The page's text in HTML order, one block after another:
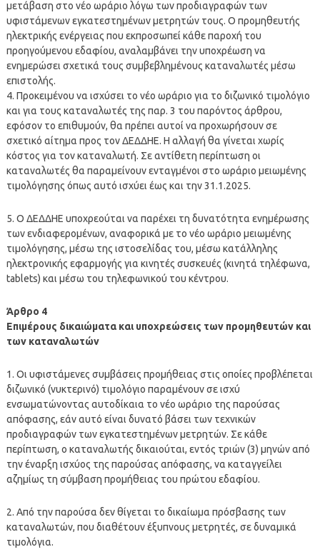
μετάβαση στο νέο ωράριο λόγω των προδιαγραφών των
υφιστάμενων εγκατεστημένων μετρητών τους. Ο προμηθευτής
ηλεκτρικής ενέργειας που εκπροσωπεί κάθε παροχή του
προηγούμενου εδαφίου, αναλαμβάνει την υποχρέωση να
ενημερώσει σχετικά τους συμβεβλημένους καταναλωτές μέσω
επιστολής.
4. Προκειμένου να ισχύσει το νέο ωράριο για το διζωνικό τιμολόγιο
και για τους καταναλωτές της παρ. 3 του παρόντος άρθρου,
εφόσον το επιθυμούν, θα πρέπει αυτοί να προχωρήσουν σε
σχετικό αίτημα προς τον ΔΕΔΔΗΕ. Η αλλαγή θα γίνεται χωρίς
κόστος για τον καταναλωτή. Σε αντίθετη περίπτωση οι
καταναλωτές θα παραμείνουν ενταγμένοι στο ωράριο μειωμένης
τιμολόγησης όπως αυτό ισχύει έως και την 31.1.2025.
5. Ο ΔΕΔΔΗΕ υποχρεούται να παρέχει τη δυνατότητα ενημέρωσης
των ενδιαφερομένων, αναφορικά με το νέο ωράριο μειωμένης
τιμολόγησης, μέσω της ιστοσελίδας του, μέσω κατάλληλης
ηλεκτρονικής εφαρμογής για κινητές συσκευές (κινητά τηλέφωνα,
tablets) και μέσω του τηλεφωνικού του κέντρου.
Άρθρο 4
Επιμέρους δικαιώματα και υποχρεώσεις των προμηθευτών και
των καταναλωτών
1. Οι υφιστάμενες συμβάσεις προμήθειας στις οποίες προβλέπεται
διζωνικό (νυκτερινό) τιμολόγιο παραμένουν σε ισχύ
ενσωματώνοντας αυτοδίκαια το νέο ωράριο της παρούσας
απόφασης, εάν αυτό είναι δυνατό βάσει των τεχνικών
προδιαγραφών των εγκατεστημένων μετρητών. Σε κάθε
περίπτωση, ο καταναλωτής δικαιούται, εντός τριών (3) μηνών από
την έναρξη ισχύος της παρούσας απόφασης, να καταγγείλει
αζημίως τη σύμβαση προμήθειας του πρώτου εδαφίου.
2. Από την παρούσα δεν θίγεται το δικαίωμα πρόσβασης των
καταναλωτών, που διαθέτουν έξυπνους μετρητές, σε δυναμικά
τιμολόγια.